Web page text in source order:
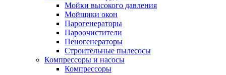
Мойки высокого давления
Мойщики окон
Парогенераторы
Пароочистители
Пеногенераторы
Строительные пылесосы
Компрессоры и насосы
Компрессоры